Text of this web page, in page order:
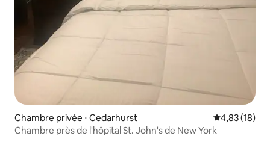
Chambre privée ⋅ Cedarhurst Évaluation
4,83 (18)
Chambre près de l'hôpital St. John's de New York